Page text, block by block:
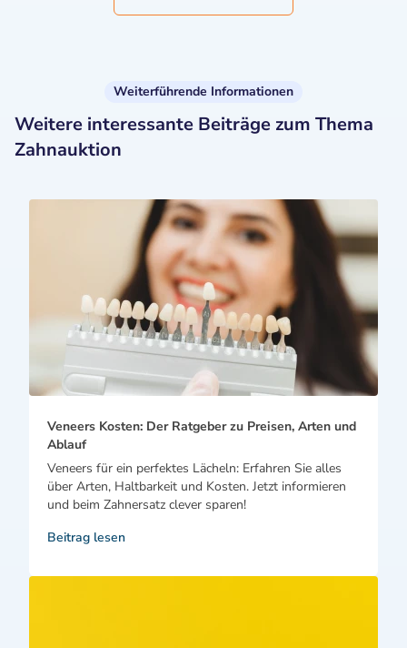
Weiterführende Informationen
Weitere interessante Beiträge zum Thema
Zahnauktion
Veneers Kosten: Der Ratgeber zu Preisen, Arten und
Ablauf
Veneers für ein perfektes Lächeln: Erfahren Sie alles
über Arten, Haltbarkeit und Kosten. Jetzt informieren
und beim Zahnersatz clever sparen!
Beitrag lesen